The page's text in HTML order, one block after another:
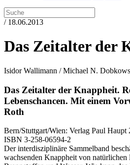
/ 18.06.2013
Das Zeitalter der
Isidor Wallimann / Michael N.
Das Zeitalter der Knappheit.
Lebenschancen. Mit einem
Roth
Bern/Stuttgart/Wien: Verlag Paul Haupt
ISBN 3-258-06594-2
Der interdisziplinäre Sammelband
wachsenden Knappheit von natürlichen